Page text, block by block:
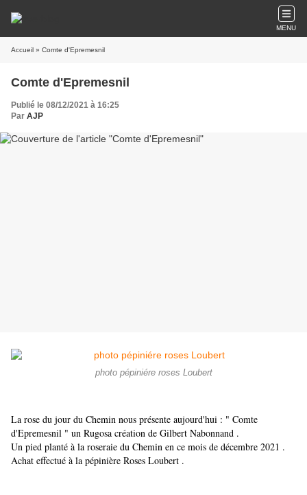
MENU
Accueil » Comte d'Epremesnil
Comte d'Epremesnil
Publié le 08/12/2021 à 16:25
Par AJP
photo pépiniére roses Loubert
La rose du jour du Chemin nous présente aujourd'hui : " Comte
d'Epremesnil " un Rugosa création de Gilbert Nabonnand .
Un pied planté à la roseraie du Chemin en ce mois de décembre 2021 .
Achat effectué à la pépinière Roses Loubert .